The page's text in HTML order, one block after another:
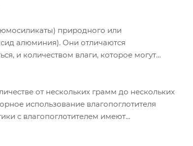
природного или
алюминия). Они отличаются
и количеством влаги, которое могут
от нескольких грамм до нескольких
использование влагопоглотителя
с влагопоглотителем имеют